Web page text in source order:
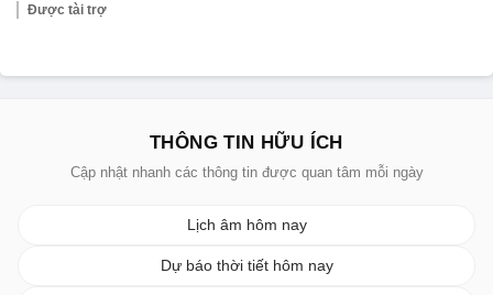
Được tài trợ
THÔNG TIN HỮU ÍCH
Cập nhật nhanh các thông tin được quan tâm mỗi ngày
Lịch âm hôm nay
Dự báo thời tiết hôm nay